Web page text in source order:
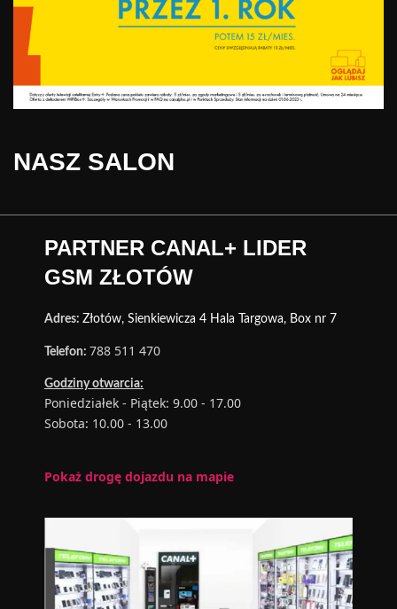
NASZ SALON
PARTNER CANAL+ LIDER
GSM ZŁOTÓW
Adres: Złotów, Sienkiewicza 4 Hala Targowa, Box nr 7
Telefon: 788 511 470
Godziny otwarcia:
Poniedziałek - Piątek: 9.00 - 17.00
Sobota: 10.00 - 13.00
Pokaż drogę dojazdu na mapie